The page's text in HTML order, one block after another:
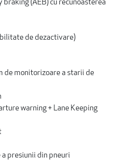
braking (AEB) cu recunoasterea
de dezactivare)
de monitorizoare a starii de
warning + Lane Keeping
presiunii din pneuri